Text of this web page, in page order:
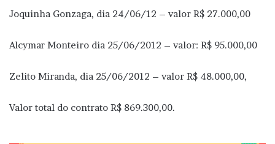
Joquinha Gonzaga, dia 24/06/12 – valor R$ 27.000,00
Alcymar Monteiro dia 25/06/2012 – valor: R$ 95.000,00
Zelito Miranda, dia 25/06/2012 – valor R$ 48.000,00,
Valor total do contrato R$ 869.300,00.